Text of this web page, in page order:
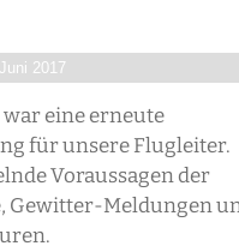
2017
war eine erneute
für unsere Flugleiter.
Voraussagen der
Gewitter-Meldungen